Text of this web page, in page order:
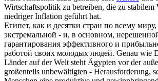
Wirtschaftspolitik zu betreiben, die zu stabilem
niedriger Inflation geführt hat.
Египет, как и десятки стран по всему миру,
экстремальной - и, в основном,
гарантирования эффективного и
работой своих молодых людей. Genau wie
Länder auf der Welt steht Ägypten vor der
großenteils unbewältigten - Herausforderung,